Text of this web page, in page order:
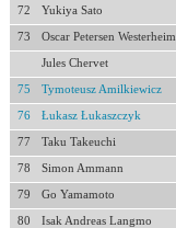
72 Yukiya Sato
73 Oscar Petersen Westerheim
Jules Chervet
75 Tymoteusz Amilkiewicz
76 Łukasz Łukaszczyk
77 Taku Takeuchi
78 Simon Ammann
79 Go Yamamoto
80 Isak Andreas Langmo